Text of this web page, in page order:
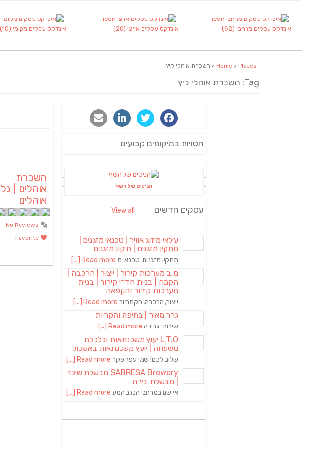
אינדקס עסקים מרחבי (82) אינדקס עסקים ארצי (20) אינדקס עסקים מקומי (10)
Home > Places > השכרת אוהלי קיץ
Tag: השכרת אוהלי קיץ
השכרת
אוהלים | גל
אוהלים
חסויות במיקומים קבועים
הניסים של השף
עסקים חדשים View all
עילאי מיזוג אוויר | טכנאי מזגנים |
מתקין מזגנים | תיקון מזגנים
מתקין מזגנים, טכנאי מ Read more [...]
מ.ב מערכות קירור | ייצור | הרכבה |
הקמה | בניית חדרי קירור | בניית
מערכות קירור והקפאה
ייצור, הרכבה, הקמה וב Read more [...]
גרר מאיר | בחיפה והקריות
שירותי גרירה Read more [...]
L.T.O יעוץ משכנתאות וכלכלת
משפחה | יועץ משכנתאות באשכול
שלום לכם! שמי עפר פקר Read more [...]
SABRESA Brewery מבשלת שיכר
| מבשלת בירה
אי שם במרחבי הנגב המע Read more [...]